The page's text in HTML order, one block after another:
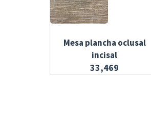
Mesa plancha oclusal
incisal
33,469